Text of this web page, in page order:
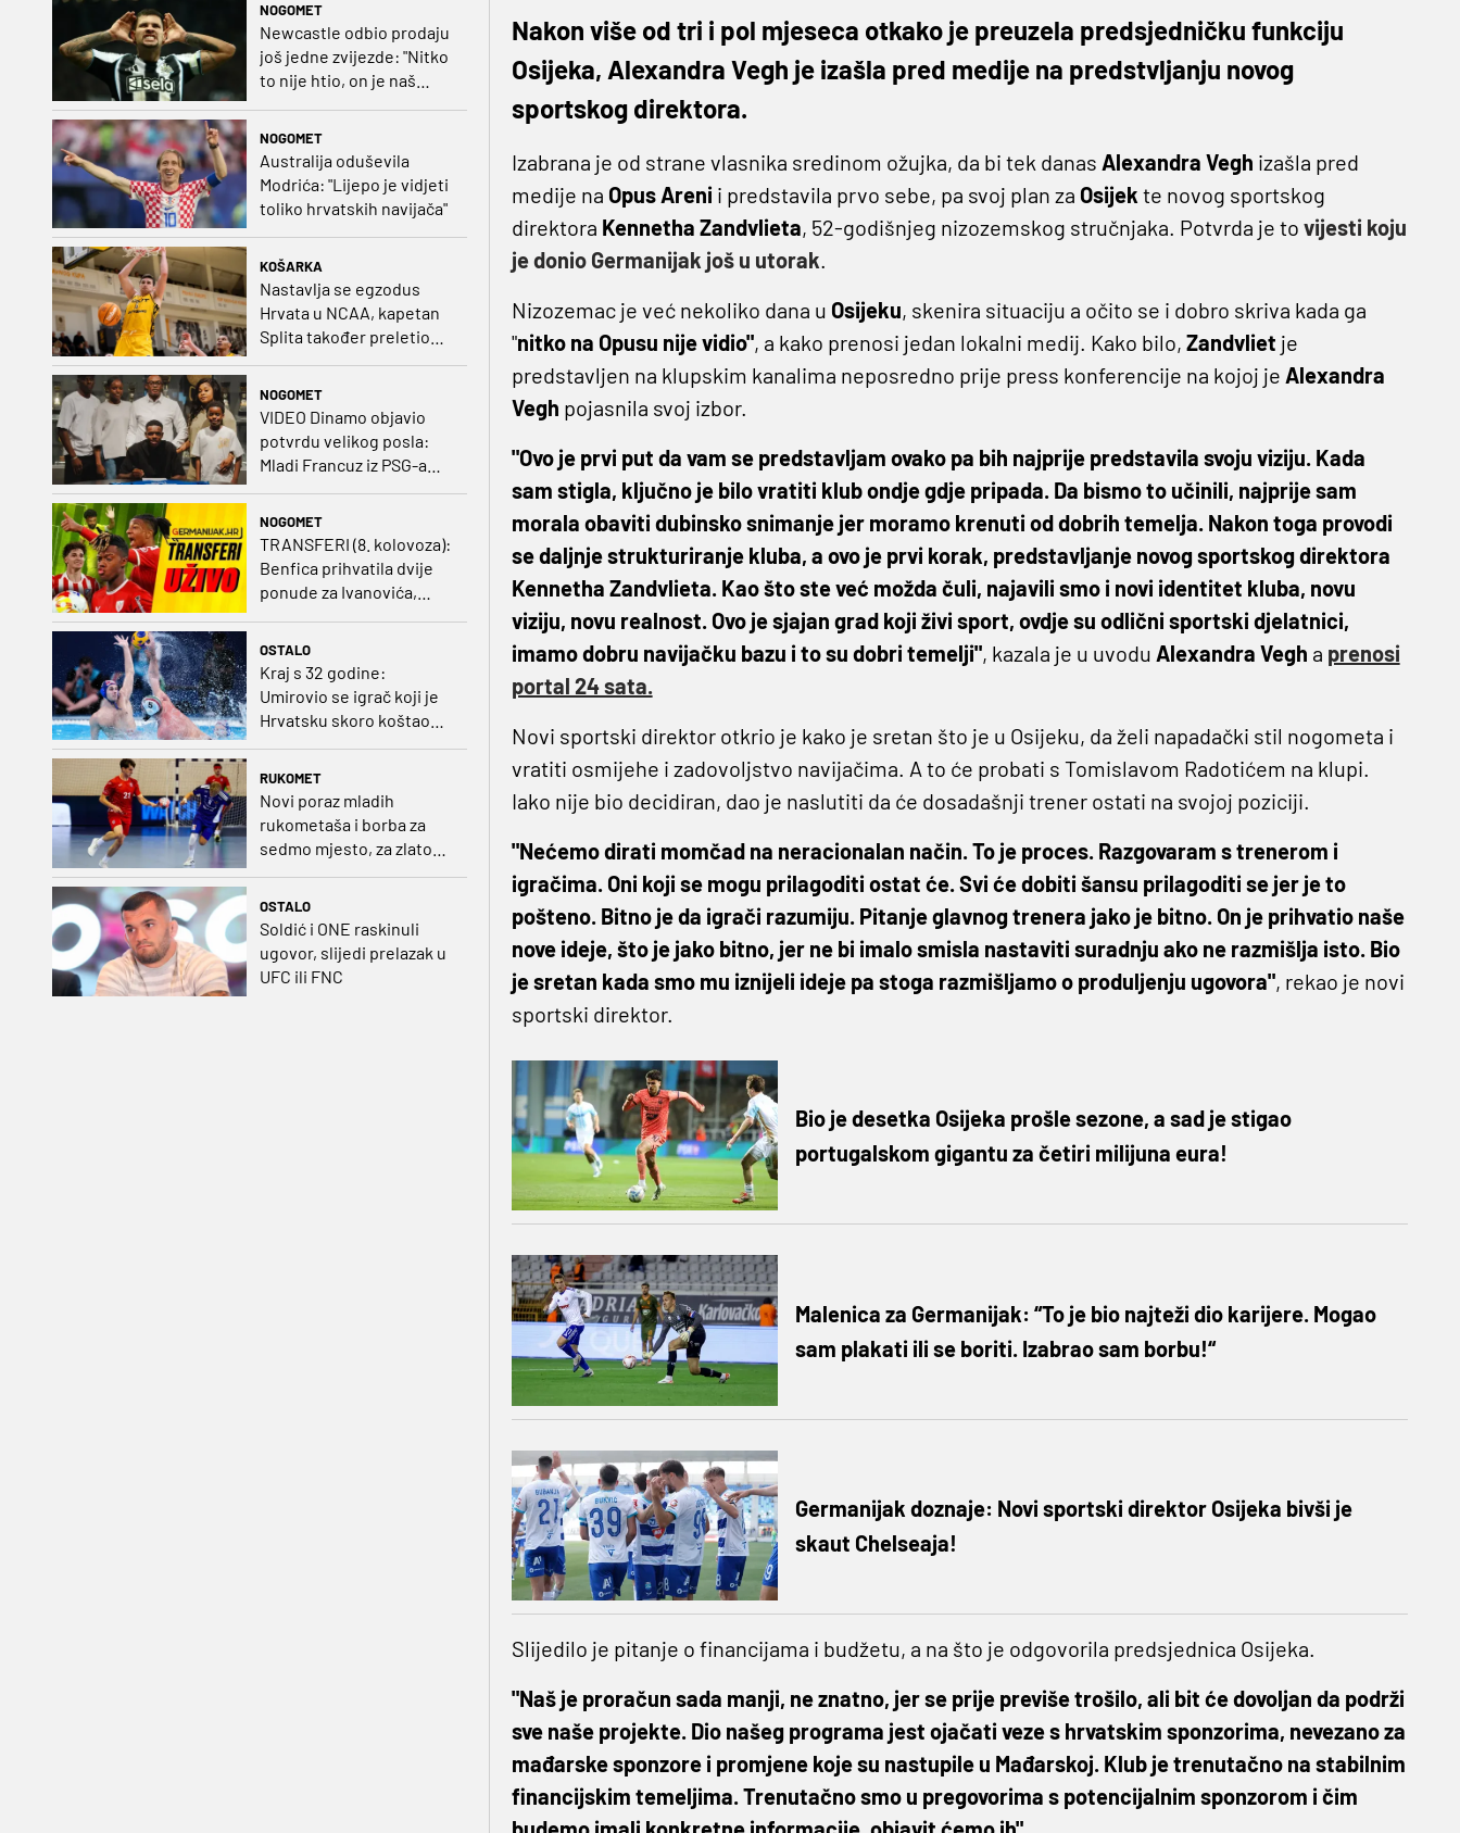
NOGOMET
Newcastle odbio prodaju
još jedne zvijezde: "Nitko
to nije htio, on je naš
NOGOMET
Australija oduševila
Modrića: "Lijepo je vidjeti
toliko hrvatskih navijača"
KOŠARKA
Nastavlja se egzodus
Hrvata u NCAA, kapetan
Splita također preletio
Atlantik
NOGOMET
VIDEO Dinamo objavio
potvrdu velikog posla:
Mladi Francuz iz PSG-a
NOGOMET
TRANSFERI (8. kolovoza):
Benfica prihvatila dvije
ponude za Ivanovića,
OSTALO
Kraj s 32 godine:
Umirovio se igrač koji je
Hrvatsku skoro koštao
svjetskog zlata
RUKOMET
Novi poraz mladih
rukometaša i borba za
sedmo mjesto, za zlato
OSTALO
Soldić i ONE raskinuli
ugovor, slijedi prelazak u
UFC ili FNC
Nakon više od tri i pol mjeseca otkako je preuzela predsjedničku funkciju
Osijeka, Alexandra Vegh je izašla pred medije na predstvljanju novog
sportskog direktora.
Izabrana je od strane vlasnika sredinom ožujka, da bi tek danas Alexandra Vegh izašla pred
medije na Opus Areni i predstavila prvo sebe, pa svoj plan za Osijek te novog sportskog
direktora Kennetha Zandvlieta, 52-godišnjeg nizozemskog stručnjaka. Potvrda je to vijesti koju
je donio Germanijak još u utorak.
Nizozemac je već nekoliko dana u Osijeku, skenira situaciju a očito se i dobro skriva kada ga
"nitko na Opusu nije vidio", a kako prenosi jedan lokalni medij. Kako bilo, Zandvliet je
predstavljen na klupskim kanalima neposredno prije press konferencije na kojoj je Alexandra
Vegh pojasnila svoj izbor.
"Ovo je prvi put da vam se predstavljam ovako pa bih najprije predstavila svoju viziju. Kada
sam stigla, ključno je bilo vratiti klub ondje gdje pripada. Da bismo to učinili, najprije sam
morala obaviti dubinsko snimanje jer moramo krenuti od dobrih temelja. Nakon toga provodi
se daljnje strukturiranje kluba, a ovo je prvi korak, predstavljanje novog sportskog direktora
Kennetha Zandvlieta. Kao što ste već možda čuli, najavili smo i novi identitet kluba, novu
viziju, novu realnost. Ovo je sjajan grad koji živi sport, ovdje su odlični sportski djelatnici,
imamo dobru navijačku bazu i to su dobri temelji", kazala je u uvodu Alexandra Vegh a prenosi
portal 24 sata.
Novi sportski direktor otkrio je kako je sretan što je u Osijeku, da želi napadački stil nogometa i
vratiti osmijehe i zadovoljstvo navijačima. A to će probati s Tomislavom Radotićem na klupi.
Iako nije bio decidiran, dao je naslutiti da će dosadašnji trener ostati na svojoj poziciji.
"Nećemo dirati momčad na neracionalan način. To je proces. Razgovaram s trenerom i
igračima. Oni koji se mogu prilagoditi ostat će. Svi će dobiti šansu prilagoditi se jer je to
pošteno. Bitno je da igrači razumiju. Pitanje glavnog trenera jako je bitno. On je prihvatio naše
nove ideje, što je jako bitno, jer ne bi imalo smisla nastaviti suradnju ako ne razmišlja isto. Bio
je sretan kada smo mu iznijeli ideje pa stoga razmišljamo o produljenju ugovora", rekao je novi
sportski direktor.
Bio je desetka Osijeka prošle sezone, a sad je stigao
portugalskom gigantu za četiri milijuna eura!
Malenica za Germanijak: “To je bio najteži dio karijere. Mogao
sam plakati ili se boriti. Izabrao sam borbu!“
Germanijak doznaje: Novi sportski direktor Osijeka bivši je
skaut Chelseaja!
Slijedilo je pitanje o financijama i budžetu, a na što je odgovorila predsjednica Osijeka.
"Naš je proračun sada manji, ne znatno, jer se prije previše trošilo, ali bit će dovoljan da podrži
sve naše projekte. Dio našeg programa jest ojačati veze s hrvatskim sponzorima, nevezano za
mađarske sponzore i promjene koje su nastupile u Mađarskoj. Klub je trenutačno na stabilnim
financijskim temeljima. Trenutačno smo u pregovorima s potencijalnim sponzorom i čim